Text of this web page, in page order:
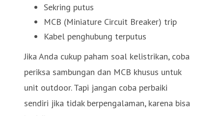
Sekring putus
MCB (Miniature Circuit Breaker) trip
Kabel penghubung terputus
Jika Anda cukup paham soal kelistrikan, coba
periksa sambungan dan MCB khusus untuk
unit outdoor. Tapi jangan coba perbaiki
sendiri jika tidak berpengalaman, karena bisa